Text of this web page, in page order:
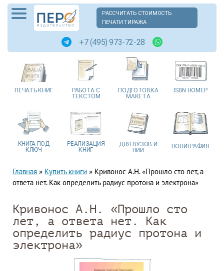
РАССЧИТАТЬ СТОИМОСТЬ
ПЕЧАТИ ТИРАЖА
+7 (495) 973-72-28
ПЕЧАТЬ КНИГ РАБОТА С
ТЕКСТОМ
ПОДГОТОВКА
МАКЕТА
ISBN НОМЕР
КНИГА ПОД
КЛЮЧ
РЕАЛИЗАЦИЯ
КНИГ
ДЛЯ ВУЗОВ И
НИИ
ПОЛИГРАФИЯ
Главная » Купить книги » Кривонос А.Н. «Прошло сто лет, а
ответа нет. Как определить радиус протона и электрона»
Кривонос А.Н. «Прошло сто
лет, а ответа нет. Как
определить радиус протона и
электрона»